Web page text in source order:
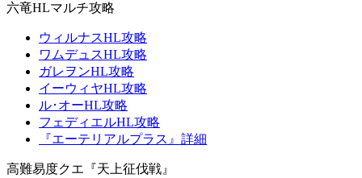
六竜HLマルチ攻略
ウィルナスHL攻略
ワムデュスHL攻略
ガレヲンHL攻略
イーウィヤHL攻略
ル･オーHL攻略
フェディエルHL攻略
『エーテリアルプラス』詳細
高難易度クエ『天上征伐戦』